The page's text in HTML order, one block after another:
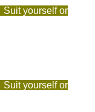
Suit yourself or
Suit yourself or